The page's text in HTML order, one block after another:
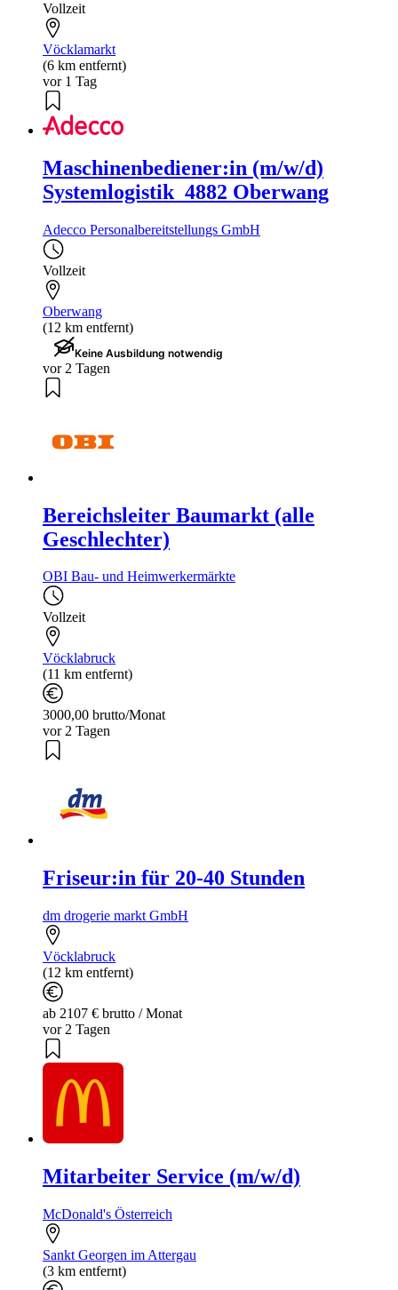
Vollzeit
Vöcklamarkt
(6 km entfernt)
vor 1 Tag
Maschinenbediener:in (m/w/d)
Systemlogistik_4882 Oberwang
Adecco Personalbereitstellungs GmbH
Vollzeit
Oberwang
(12 km entfernt)
Keine Ausbildung notwendig
vor 2 Tagen
Bereichsleiter Baumarkt (alle
Geschlechter)
OBI Bau- und Heimwerkermärkte
Vollzeit
Vöcklabruck
(11 km entfernt)
3000,00 brutto/Monat
vor 2 Tagen
Friseur:in für 20-40 Stunden
dm drogerie markt GmbH
Vöcklabruck
(12 km entfernt)
ab 2107 € brutto / Monat
vor 2 Tagen
Mitarbeiter Service (m/w/d)
McDonald's Österreich
Sankt Georgen im Attergau
(3 km entfernt)